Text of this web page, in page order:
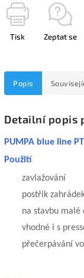
Tisk Zeptat se
Popis
Detailní popis
PUMPA blue line
Použití
zavlažování
postřik
na stavbu malé
vhodné i s
přečerpávání